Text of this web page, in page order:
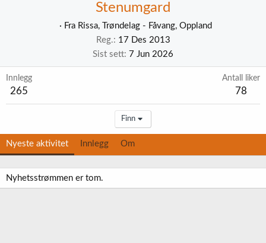
Stenumgard
· Fra Rissa, Trøndelag - Fåvang, Oppland
Reg.
17 Des 2013
Sist sett
7 Jun 2026
Innlegg
265
Antall liker
78
Finn
Nyeste aktivitet Innlegg Om
Nyhetsstrømmen er tom.